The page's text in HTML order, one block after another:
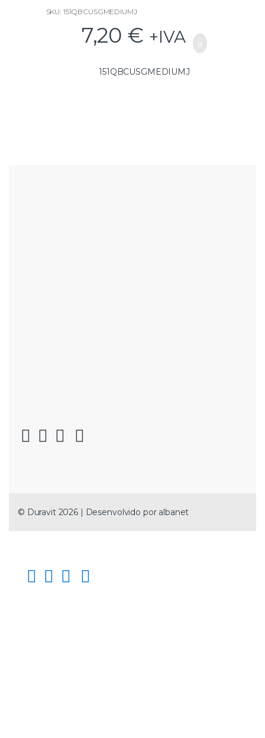
SKU: 151QBCUSGMEDIUMJ
7,20 € +IVA
151QBCUSGMEDIUMJ
© Duravit 2026 | Desenvolvido por albanet